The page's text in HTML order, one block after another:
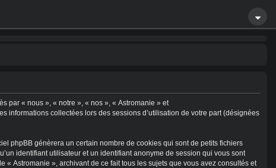
par « nous », « notre », « nos », « Astromanie » et
informations collectées lors des sessions d’utilisation de votre part (désignées
phpBB génèrera un certain nombre de cookies qui sont de petits fichiers
identifiant utilisateur et un identifiant anonyme de session qui vous sont
Astromanie », archivant de ce fait tous les sujets que vous avez consultés et